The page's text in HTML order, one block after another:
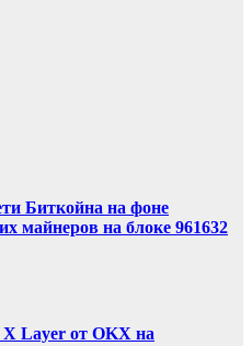
Биткойна на фоне
майнеров на блоке 961632
Layer от OKX на